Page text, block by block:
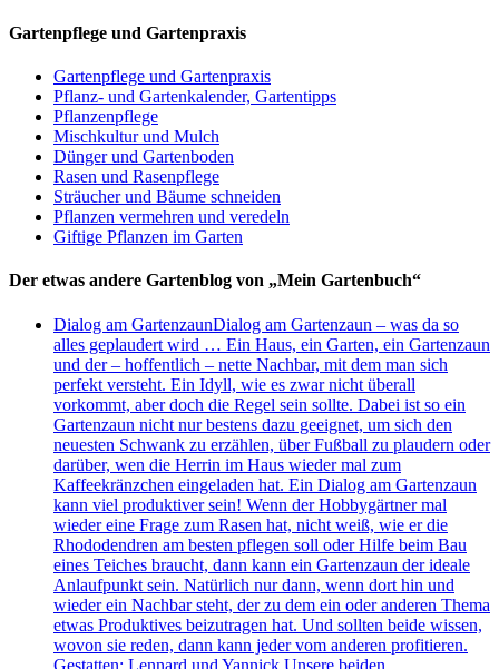
Gartenpflege und Gartenpraxis
Gartenpflege und Gartenpraxis
Pflanz- und Gartenkalender, Gartentipps
Pflanzenpflege
Mischkultur und Mulch
Dünger und Gartenboden
Rasen und Rasenpflege
Sträucher und Bäume schneiden
Pflanzen vermehren und veredeln
Giftige Pflanzen im Garten
Der etwas andere Gartenblog von „Mein Gartenbuch“
Dialog am GartenzaunDialog am Gartenzaun – was da so
alles geplaudert wird … Ein Haus, ein Garten, ein Gartenzaun
und der – hoffentlich – nette Nachbar, mit dem man sich
perfekt versteht. Ein Idyll, wie es zwar nicht überall
vorkommt, aber doch die Regel sein sollte. Dabei ist so ein
Gartenzaun nicht nur bestens dazu geeignet, um sich den
neuesten Schwank zu erzählen, über Fußball zu plaudern oder
darüber, wen die Herrin im Haus wieder mal zum
Kaffeekränzchen eingeladen hat. Ein Dialog am Gartenzaun
kann viel produktiver sein! Wenn der Hobbygärtner mal
wieder eine Frage zum Rasen hat, nicht weiß, wie er die
Rhododendren am besten pflegen soll oder Hilfe beim Bau
eines Teiches braucht, dann kann ein Gartenzaun der ideale
Anlaufpunkt sein. Natürlich nur dann, wenn dort hin und
wieder ein Nachbar steht, der zu dem ein oder anderen Thema
etwas Produktives beizutragen hat. Und sollten beide wissen,
wovon sie reden, dann kann jeder vom anderen profitieren.
Gestatten: Lennard und Yannick Unsere beiden